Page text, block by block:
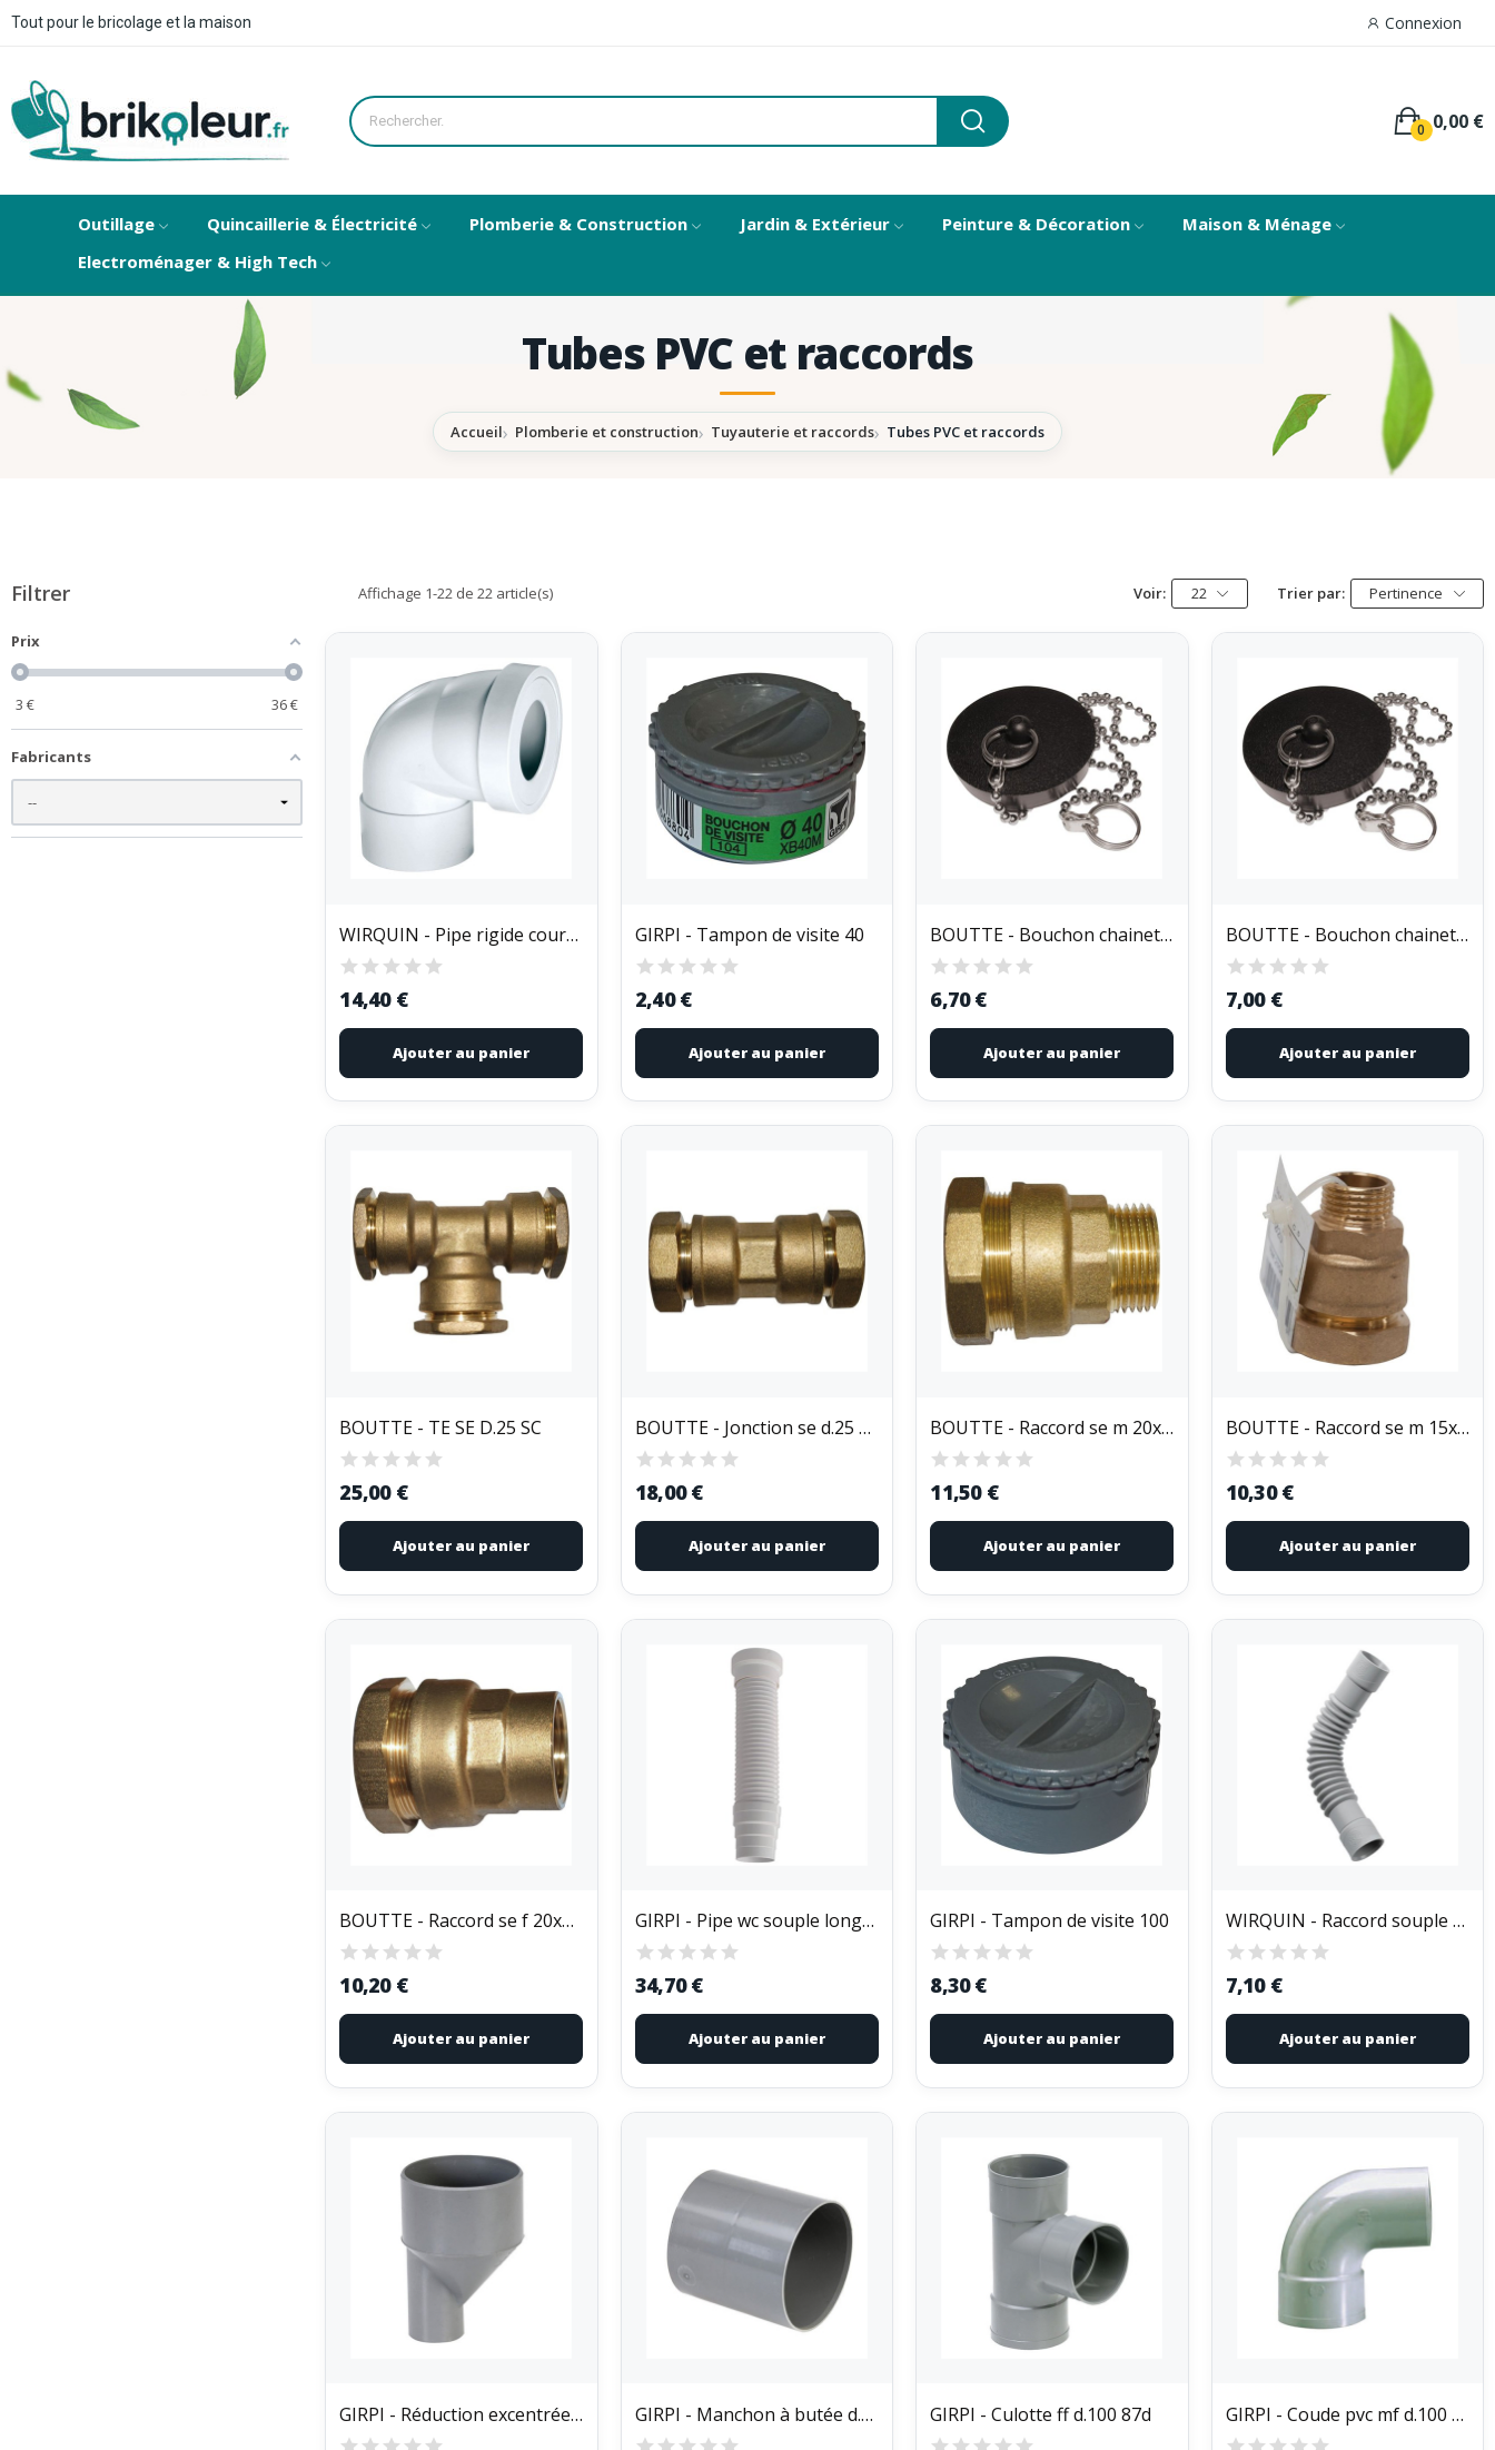
Tout pour le bricolage et la maison Connexion
0,00 €
0
Outillage Quincaillerie & Électricité Plomberie & Construction Jardin & Extérieur Peinture & Décoration
Maison & Ménage
Electroménager & High Tech
Tubes PVC et raccords
Accueil Plomberie et construction Tuyauterie et raccords Tubes PVC et raccords
Filtrer
Prix
3 € 36€
Fabricants
Affichage 1-22 de 22 article(s) Voir: 22 Trier par: Pertinence
WIRQUIN - Pipe rigide courte coudée femelle d100mm
14,40 €
Ajouter au panier
GIRPI - Tampon de visite 40
2,40 €
Ajouter au panier
BOUTTE - Bouchon chainette noir 40mm sc
6,70 €
Ajouter au panier
BOUTTE - Bouchon chainette noir 57mm sc
7,00 €
Ajouter au panier
BOUTTE - TE SE D.25 SC
25,00 €
Ajouter au panier
BOUTTE - Jonction se d.25 vr. 2104503
18,00 €
Ajouter au panier
BOUTTE - Raccord se m 20x27 d.25 vrac
11,50 €
Ajouter au panier
BOUTTE - Raccord se m 15x21 d.20 vrac
10,30 €
Ajouter au panier
BOUTTE - Raccord se f 20x27 d.25 vrac
10,20 €
Ajouter au panier
GIRPI - Pipe wc souple longueur 540mm mf...
34,70 €
Ajouter au panier
GIRPI - Tampon de visite 100
8,30 €
Ajouter au panier
WIRQUIN - Raccord souple magicoude d32 mm à coller
7,10 €
Ajouter au panier
GIRPI - Réduction excentrée 100x40 GIRPI - Manchon à butée d.100 pvc GIRPI - Culotte ff d.100 87d GIRPI - Coude pvc mf d.100 87d